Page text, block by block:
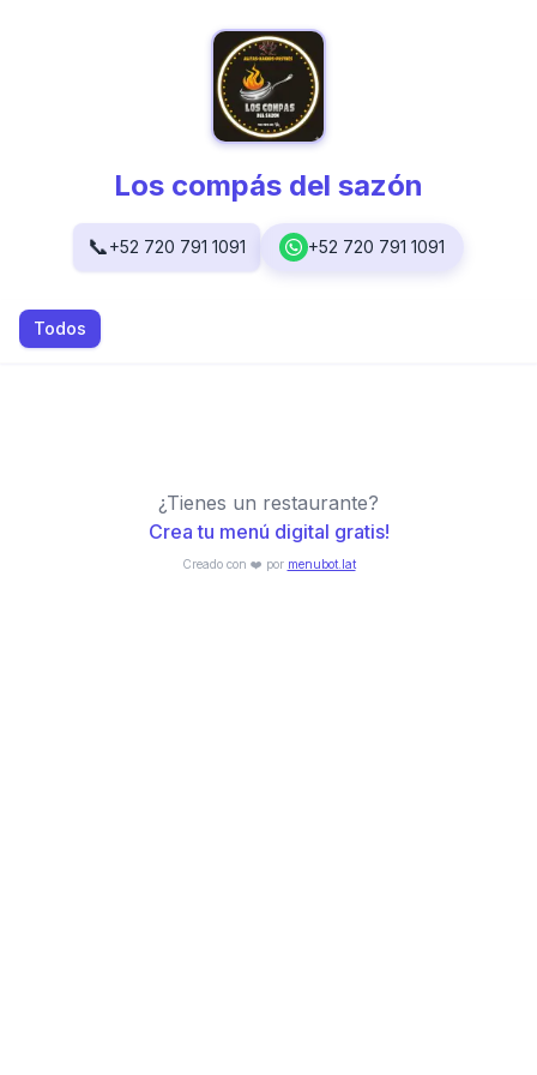
Los compás del sazón
📞+52 720 791 1091 +52 720 791 1091
Todos
¿Tienes un restaurante?
Crea tu menú digital gratis!
Creado con ❤️ por menubot.lat